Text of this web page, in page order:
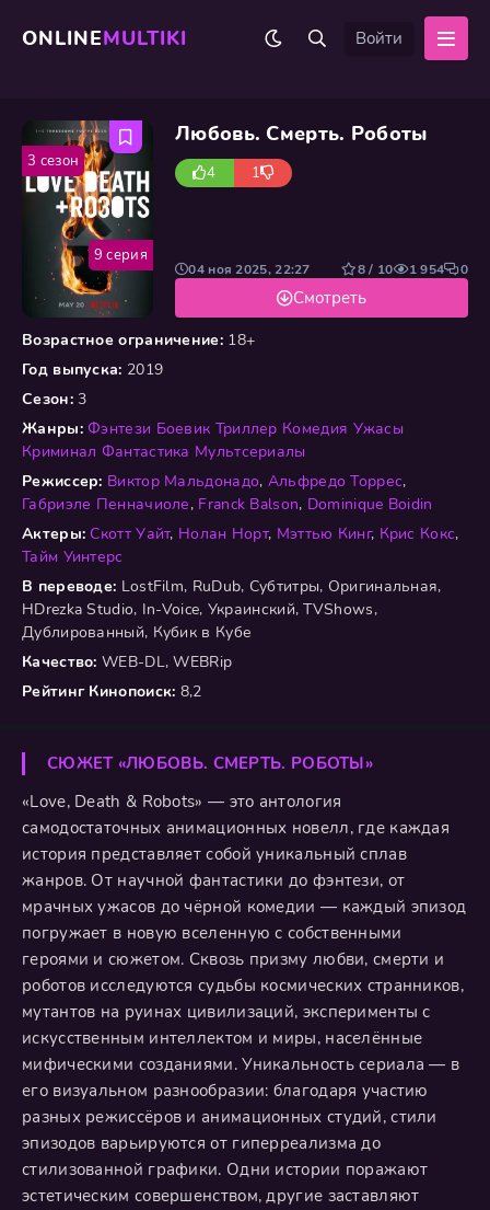
ONLINEMULTIKI Войти
Любовь. Смерть. Роботы
4 1
Возрастное ограничение:18+
Год выпуска: 2019
Сезон:3
Жанры: Фэнтези Боевик Триллер Комедия Ужасы
Криминал Фантастика Мультсериалы
Режиссер: Виктор Мальдонадо, Альфредо Торрес,
Габриэле Пенначиоле, Franck Balson, Dominique Boidin
Актеры: Скотт Уайт, Нолан Норт, Мэттью Кинг, Крис Кокс,
Тайм Уинтерс
В переводе: LostFilm, RuDub, Субтитры, Оригинальная,
HDrezka Studio, In-Voice, Украинский, TVShows,
Дублированный, Кубик в Кубе
Качество: WEB-DL, WEBRip
Рейтинг Кинопоиск: 8,2
Смотреть
04 ноя 2025, 22:27 8 / 10 1 954 0
9 серия
3 сезон
СЮЖЕТ «ЛЮБОВЬ. СМЕРТЬ. РОБОТЫ»
«Love, Death & Robots» — это антология
самодостаточных анимационных новелл, где каждая
история представляет собой уникальный сплав
жанров. От научной фантастики до фэнтези, от
мрачных ужасов до чёрной комедии — каждый эпизод
погружает в новую вселенную с собственными
героями и сюжетом. Сквозь призму любви, смерти и
роботов исследуются судьбы космических странников,
мутантов на руинах цивилизаций, эксперименты с
искусственным интеллектом и миры, населённые
мифическими созданиями. Уникальность сериала — в
его визуальном разнообразии: благодаря участию
разных режиссёров и анимационных студий, стили
эпизодов варьируются от гиперреализма до
стилизованной графики. Одни истории поражают
эстетическим совершенством, другие заставляют